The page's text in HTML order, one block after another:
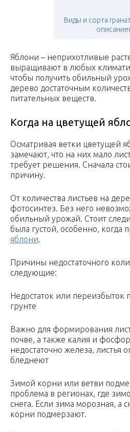
Виды и сорта
Яблони – неприхотливые
выращивают в любых
чтобы получить обильный
дерево достаточным
питательных веществ.
Когда на цветущей
Осматривая ветки цветущей
замечают, что на них мало
требует решения. Сначала
причину.
От количества листьев на
фотосинтез. Без него
обильный урожай. Стоит
была густой, особенно, когда
яблони.
Причины недостаточного
следующие:
Недостаток или переизбыток
грунте
Важно для формирования
почве, а также калия и
недостаточно железа, листья
бледнеют
Зимой корни или ветви
проблема в регионах, где
снега. Если зима морозная, а
корни подмерзают.